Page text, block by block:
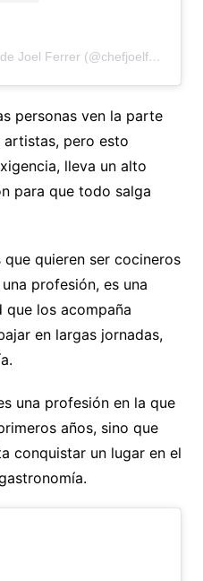
Una publicación compartida de Joel Ferrer (@chefjoelferrer44)
personas ven la parte
pero esto
lleva un alto
para que todo salga
quieren ser cocineros
profesión, es una
los acompaña
en largas jornadas,
una profesión en la que
años, sino que
conquistar un lugar en el